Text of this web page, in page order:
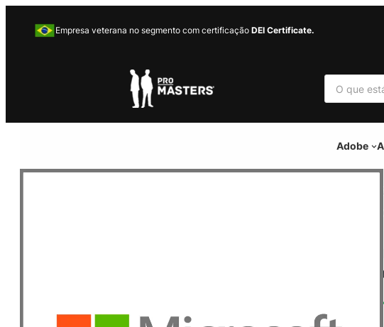
Empresa veterana no segmento com certificação DEI Certificate.
P
s
u
r
Adobe